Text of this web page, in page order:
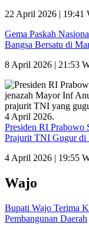
22 April 2026 | 19:41
Gema Paskah
Bangsa Bersatu di
8 April 2026 | 21:53
Presiden RI Prabowo
Prajurit TNI Gugur
4 April 2026 | 19:55
Wajo
Bupati Wajo Terima
Pembangunan Daerah